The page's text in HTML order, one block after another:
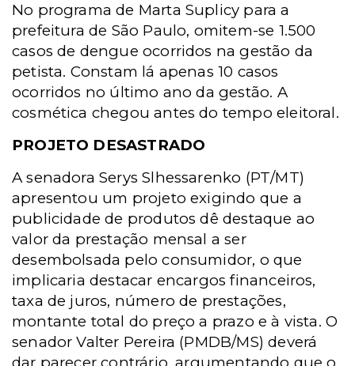
No programa de Marta Suplicy para a
prefeitura de São Paulo, omitem-se 1.500
casos de dengue ocorridos na gestão da
petista. Constam lá apenas 10 casos
ocorridos no último ano da gestão. A
cosmética chegou antes do tempo eleitoral.
PROJETO DESASTRADO
A senadora Serys Slhessarenko (PT/MT)
apresentou um projeto exigindo que a
publicidade de produtos dê destaque ao
valor da prestação mensal a ser
desembolsada pelo consumidor, o que
implicaria destacar encargos financeiros,
taxa de juros, número de prestações,
montante total do preço a prazo e à vista. O
senador Valter Pereira (PMDB/MS) deverá